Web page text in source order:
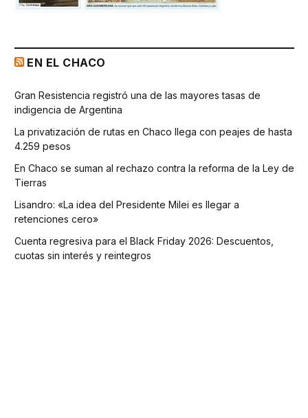
EN EL CHACO
Gran Resistencia registró una de las mayores tasas de
indigencia de Argentina
La privatización de rutas en Chaco llega con peajes de hasta
4.259 pesos
En Chaco se suman al rechazo contra la reforma de la Ley de
Tierras
Lisandro: «La idea del Presidente Milei es llegar a
retenciones cero»
Cuenta regresiva para el Black Friday 2026: Descuentos,
cuotas sin interés y reintegros